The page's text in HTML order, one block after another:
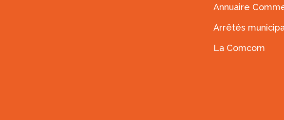
Annuaire
Arrêtés
La Comcom